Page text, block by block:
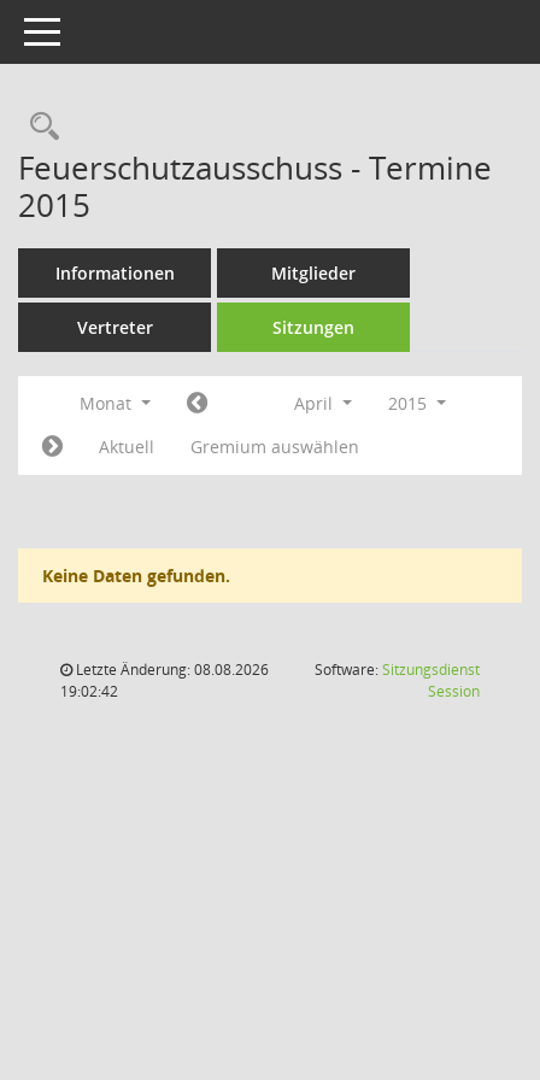
Toggle navigation
Rechercheauswahl
Feuerschutzausschuss - Termine
2015
Informationen Mitglieder
Vertreter Sitzungen
Monat April
2015
Aktuell
Gremium auswählen
Keine Daten gefunden.
Letzte Änderung: 08.08.2026
19:02:42
Software:Sitzungsdienst
Session(Wird in